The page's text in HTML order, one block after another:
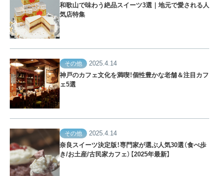
和歌山で味わう絶品スイーツ3選｜地元で愛される人
気店特集
その他
2025.4.14
神戸のカフェ文化を満喫！個性豊かな老舗＆注目カフ
ェ5選
その他
2025.4.14
奈良スイーツ決定版！専門家が選ぶ人気30選（食べ歩
き/お土産/古民家カフェ）【2025年最新】